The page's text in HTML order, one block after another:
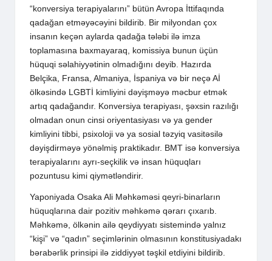
“konversiya terapiyalarını” bütün Avropa İttifaqında
qadağan etməyəcəyini bildirib. Bir milyondan çox
insanın keçən aylarda qadağa tələbi ilə imza
toplamasına baxmayaraq, komissiya bunun üçün
hüquqi səlahiyyətinin olmadığını deyib. Hazırda
Belçika, Fransa, Almaniya, İspaniya və bir neçə Aİ
ölkəsində LGBTİ kimliyini dəyişməyə məcbur etmək
artıq qadağandır. Konversiya terapiyası, şəxsin razılığı
olmadan onun cinsi oriyentasiyası və ya gender
kimliyini tibbi, psixoloji və ya sosial təzyiq vasitəsilə
dəyişdirməyə yönəlmiş praktikadır. BMT isə konversiya
terapiyalarını ayrı-seçkilik və insan hüquqları
pozuntusu kimi qiymətləndirir.
Yaponiyada Osaka Ali Məhkəməsi qeyri-binarların
hüquqlarına dair pozitiv məhkəmə qərarı çıxarıb.
Məhkəmə, ölkənin ailə qeydiyyatı sistemində yalnız
“kişi” və “qadın” seçimlərinin olmasının konstitusiyadakı
bərabərlik prinsipi ilə ziddiyyət təşkil etdiyini bildirib.